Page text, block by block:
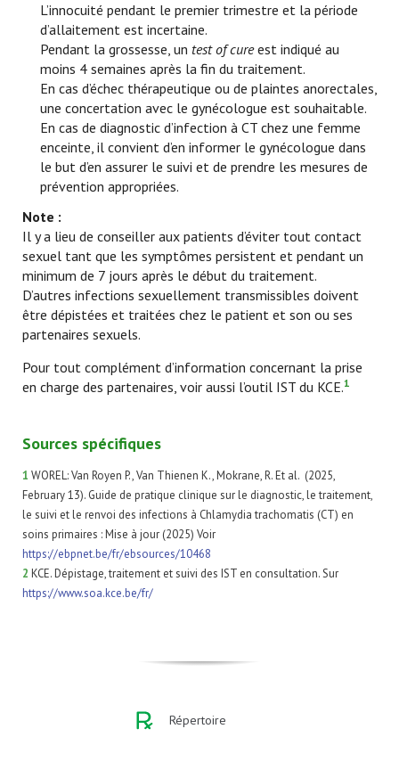
L’innocuité pendant le premier trimestre et la période
d’allaitement est incertaine.
Pendant la grossesse, un test of cureest indiqué au
moins 4 semaines après la fin du traitement.
En cas d’échec thérapeutique ou de plaintes anorectales,
une concertation avec le gynécologue est souhaitable.
En cas de diagnostic d’infection à CT chez une femme
enceinte, il convient d’en informer le gynécologue dans
le but d’en assurer le suivi et de prendre les mesures de
prévention appropriées.
Note :
Il y a lieu de conseiller aux patients d’éviter tout contact
sexuel tant que les symptômes persistent et pendant un
minimum de 7 jours après le début du traitement.
D’autres infections sexuellement transmissibles doivent
être dépistées et traitées chez le patient et son ou ses
partenaires sexuels.
Pour tout complément d’information concernant la prise
en charge des partenaires, voir aussi l’outil IST du KCE.1
Sources spécifiques
1 WOREL: Van Royen P., Van Thienen K., Mokrane, R. Et al. (2025,
February 13). Guide de pratique clinique sur le diagnostic, le traitement,
le suivi et le renvoi des infections à Chlamydia trachomatis (CT) en
soins primaires : Mise à jour (2025) Voir
https://ebpnet.be/fr/ebsources/10468
2 KCE. Dépistage, traitement et suivi des IST en consultation. Sur
https://www.soa.kce.be/fr/
Répertoire